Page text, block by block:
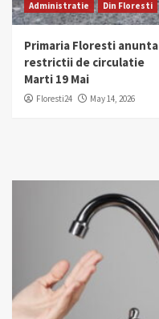
Administratie Din Floresti
Primaria Floresti anunta
restrictii de circulatie
Marti 19 Mai
Floresti24 May 14, 2026